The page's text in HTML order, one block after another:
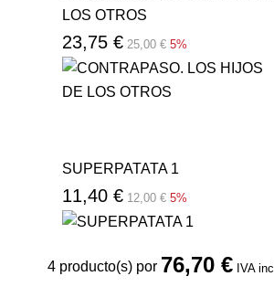
LOS OTROS
23,75 € 25,00 € 5%
SUPERPATATA 1
11,40 € 12,00 € 5%
4 producto(s) por 76,70 € IVA